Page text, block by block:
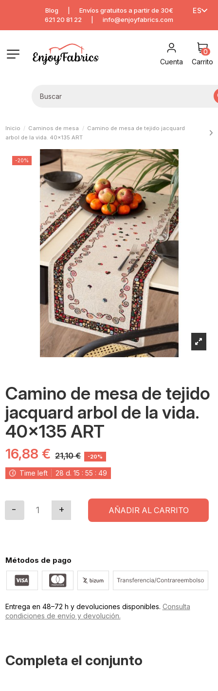
Blog
Envíos gratuitos a partir de 30€
621 20 81 22
info@enjoyfabrics.com
ES
Cuenta
0
Carrito
Inicio Caminos de mesa
Camino de mesa de tejido jacquard
arbol de la vida. 40x135 ART
-20%
Camino de mesa de tejido
jacquard arbol de la vida.
40x135 ART
16,88 € 21,10 € -20%
Time left 28 d. 15 : 55 : 48
AÑADIR AL CARRITO
Métodos de pago
Entrega en 48–72 h y devoluciones disponibles. Consulta
condiciones de envío y devolución.
Completa el conjunto